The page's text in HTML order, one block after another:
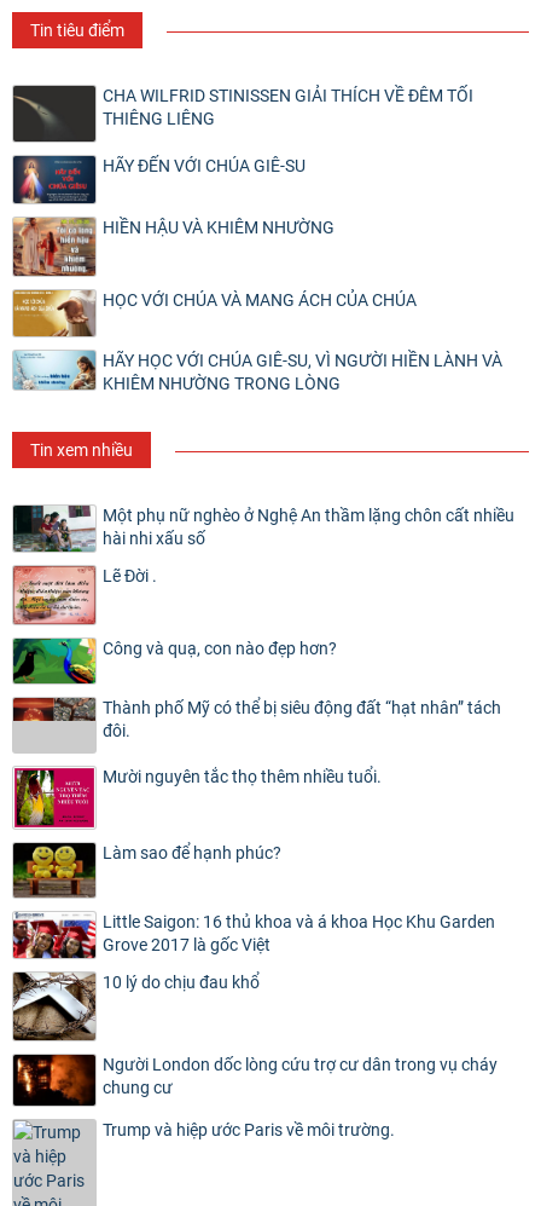
Tin tiêu điểm
CHA WILFRID STINISSEN GIẢI THÍCH VỀ ĐÊM TỐI
THIÊNG LIÊNG
HÃY ĐẾN VỚI CHÚA GIÊ-SU
HIỀN HẬU VÀ KHIÊM NHƯỜNG
HỌC VỚI CHÚA VÀ MANG ÁCH CỦA CHÚA
HÃY HỌC VỚI CHÚA GIÊ-SU, VÌ NGƯỜI HIỀN LÀNH VÀ
KHIÊM NHƯỜNG TRONG LÒNG
Tin xem nhiều
Một phụ nữ nghèo ở Nghệ An thầm lặng chôn cất nhiều
hài nhi xấu số
Lẽ Đời .
Công và quạ, con nào đẹp hơn?
Thành phố Mỹ có thể bị siêu động đất “hạt nhân” tách
đôi.
Mười nguyên tắc thọ thêm nhiều tuổi.
Làm sao để hạnh phúc?
Little Saigon: 16 thủ khoa và á khoa Học Khu Garden
Grove 2017 là gốc Việt
10 lý do chịu đau khổ
Người London dốc lòng cứu trợ cư dân trong vụ cháy
chung cư
Trump và hiệp ước Paris về môi trường.